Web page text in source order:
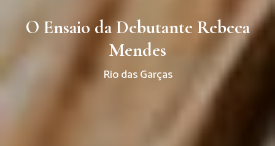
O Ensaio da Debutante Rebeca
Mendes
Rio das Garças